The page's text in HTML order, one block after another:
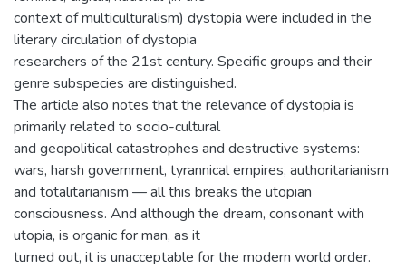
context of multiculturalism) dystopia were included in the
literary circulation of dystopia
researchers of the 21st century. Specific groups and their
genre subspecies are distinguished.
The article also notes that the relevance of dystopia is
primarily related to socio-cultural
and geopolitical catastrophes and destructive systems:
wars, harsh government, tyrannical empires, authoritarianism
and totalitarianism — all this breaks the utopian
consciousness. And although the dream, consonant with
utopia, is organic for man, as it
turned out, it is unacceptable for the modern world order.